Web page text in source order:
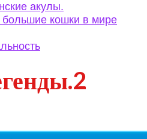
акулы.
кошки в мире